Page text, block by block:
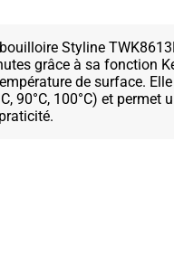
Styline
grâce à sa fonction
de surface.
90°C, 100°C) et